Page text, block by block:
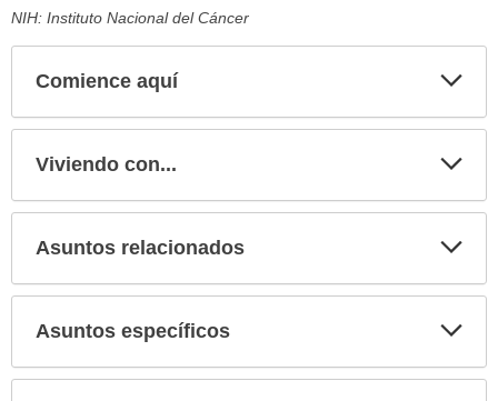
NIH: Instituto Nacional del Cáncer
Comience aquí
Viviendo con...
Asuntos relacionados
Asuntos específicos